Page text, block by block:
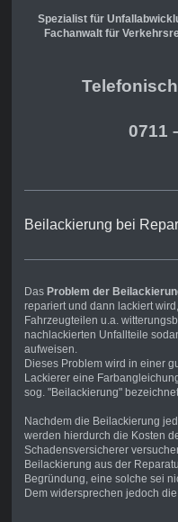
Spezialist für
Fachanwalt für
0711
Beilackierung bei
Das Problem der
repariert und dann lackiert
Fahrzeugteilen u.a.
nachlackierten Unfallteile
aufweisen.
Dieses Problem wird in einer
Lackierer eine
sog. "Beilackierung"
Nachdem die Beilackierung
werden hierdurch die Kosten
Schadensversicherer
Beilackierung aus der
Begründung, eine solche sei
Dem widersprechen jedoch